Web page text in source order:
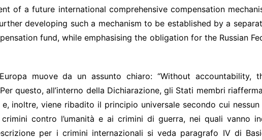
of a future international comprehensive compensation
developing such a mechanism to be established by a
fund, while emphasising the obligation for the Russian
muove da un assunto chiaro: “Without
questo, all’interno della Dichiarazione, gli Stati membri
inoltre, viene ribadito il principio universale secondo cui
contro l’umanità e ai crimini di guerra, nei quali vanno
per i crimini internazionali si veda paragrafo IV di